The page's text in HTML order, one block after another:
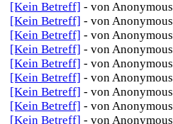
[Kein Betreff] - von
[Kein Betreff] - von
[Kein Betreff] - von
[Kein Betreff] - von
[Kein Betreff] - von
[Kein Betreff] - von
[Kein Betreff] - von
[Kein Betreff] - von
[Kein Betreff] - von